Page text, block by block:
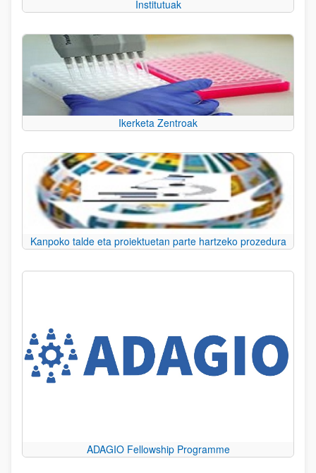
Institutuak
Ikerketa Zentroak
Kanpoko talde eta proiektuetan parte hartzeko prozedura
ADAGIO Fellowship Programme